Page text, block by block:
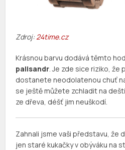
Zdroj:24time.cz
Krásnou barvu dodává těmto
palisandr . Je zde sice riziko, že
dostanete neodolatenou chuť
se ještě můžete zchladit na
ze dřeva, déšť jim neuškodí.
Zahnali jsme vaši představu, že
jen staré kukačky v obýváku na